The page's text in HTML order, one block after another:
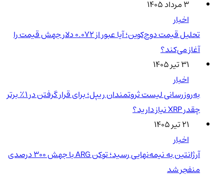
۳ مرداد ۱۴۰۵
اخبار
تحلیل قیمت دوج‌کوین؛ آیا عبور از ۰.۰۷۲ دلار جهش قیمت را
آغاز می‌کند؟
۳۱ تیر ۱۴۰۵
اخبار
به‌روزرسانی لیست ثروتمندان ریپل؛ برای قرار گرفتن در ۱٪ برتر
چقدر XRP نیاز دارید؟
۲۱ تیر ۱۴۰۵
اخبار
آرژانتین به نیمه‌نهایی رسید؛ توکن ARG با جهش ۳۰۰ درصدی
منفجر شد